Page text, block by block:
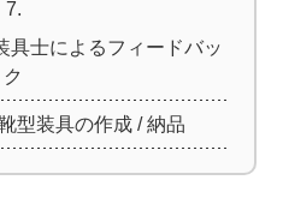
具士によるフィードバッ
ク
型装具の作成 / 納品